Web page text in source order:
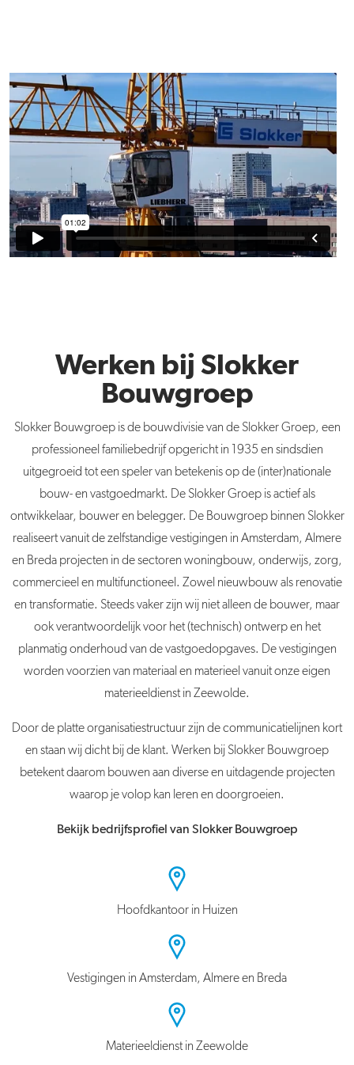
Werken bij Slokker
Bouwgroep
SlokkerBouwgroep is de bouwdivisie van de SlokkerGroep, een
professioneel familiebedrijf opgericht in 1935 en sindsdien
uitgegroeid tot een speler van betekenis op de (inter)nationale
bouw- en vastgoedmarkt. De SlokkerGroep is actief als
ontwikkelaar, bouwer en belegger. De Bouwgroep binnen Slokker
realiseert vanuit de zelfstandige vestigingen in Amsterdam, Almere
en Breda projecten in de sectoren woningbouw, onderwijs, zorg,
commercieel en multifunctioneel. Zowel nieuwbouw als renovatie
en transformatie. Steeds vaker zijn wij niet alleen de bouwer, maar
ook verantwoordelijk voor het (technisch) ontwerp en het
planmatig onderhoud van de vastgoedopgaves. De vestigingen
worden voorzien van materiaal en materieel vanuit onze eigen
materieeldienst in Zeewolde.
Door de platte organisatiestructuur zijn de communicatielijnen kort
en staan wij dicht bij de klant. Werken bij Slokker Bouwgroep
betekent daarom bouwen aan diverse en uitdagende projecten
waarop je volop kan leren en doorgroeien.
Bekijk bedrijfsprofiel van Slokker Bouwgroep
Hoofdkantoor in Huizen
Vestigingen in Amsterdam, Almere en Breda
Materieeldienst in Zeewolde